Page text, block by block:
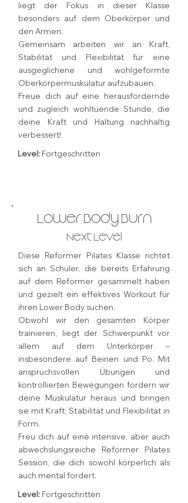
liegt der Fokus in dieser Klasse
besonders auf dem Oberkörper und
den Armen.
Gemeinsam arbeiten wir an Kraft,
Stabilität und Flexibilität für eine
ausgeglichene und wohlgeformte
Oberkörpermuskulatur aufzubauen.
Freue dich auf eine herausfordernde
und zugleich wohltuende Stunde, die
deine Kraft und Haltung nachhaltig
verbessert!
Level: Fortgeschritten
Lower Body Burn
Next Level
Diese Reformer Pilates Klasse richtet
sich an Schüler, die bereits Erfahrung
auf dem Reformer gesammelt haben
und gezielt ein effektives Workout für
ihren Lower Body suchen.
Obwohl wir den gesamten Körper
trainieren, liegt der Schwerpunkt vor
allem auf dem Unterkörper –
insbesondere auf Beinen und Po. Mit
anspruchsvollen Übungen und
kontrollierten Bewegungen fordern wir
deine Muskulatur heraus und bringen
sie mit Kraft, Stabilität und Flexibilität in
Form.
Freu dich auf eine intensive, aber auch
abwechslungsreiche Reformer Pilates
Session, die dich sowohl körperlich als
auch mental fordert.
Level: Fortgeschritten